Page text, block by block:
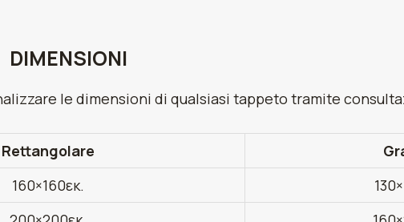
DIMENSIONI
le dimensioni di qualsiasi tappeto tramite
Rettangolare
160×160εκ.